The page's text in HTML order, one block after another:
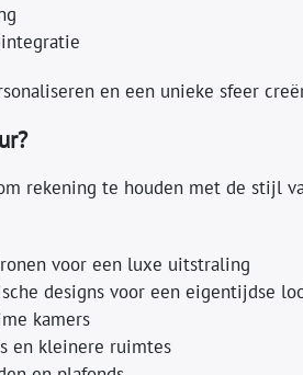
en een unieke sfeer
rekening te houden met de stijl
voor een luxe uitstraling
designs voor een eigentijdse
kamers
en kleinere ruimtes